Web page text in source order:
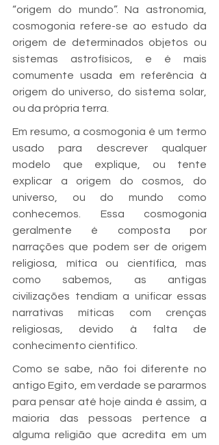
“origem do mundo”. Na astronomia,
cosmogonia refere-se ao estudo da
origem de determinados objetos ou
sistemas astrofísicos, e é mais
comumente usada em referência à
origem do universo, do sistema solar,
ou da própria terra.
Em resumo, a cosmogonia é um termo
usado para descrever qualquer
modelo que explique, ou tente
explicar a origem do cosmos, do
universo, ou do mundo como
conhecemos. Essa cosmogonia
geralmente é composta por
narrações que podem ser de origem
religiosa, mítica ou científica, mas
como sabemos, as antigas
civilizações tendiam a unificar essas
narrativas míticas com crenças
religiosas, devido à falta de
conhecimento cientifico.
Como se sabe, não foi diferente no
antigo Egito, em verdade se pararmos
para pensar até hoje ainda é assim, a
maioria das pessoas pertence a
alguma religião que acredita em um